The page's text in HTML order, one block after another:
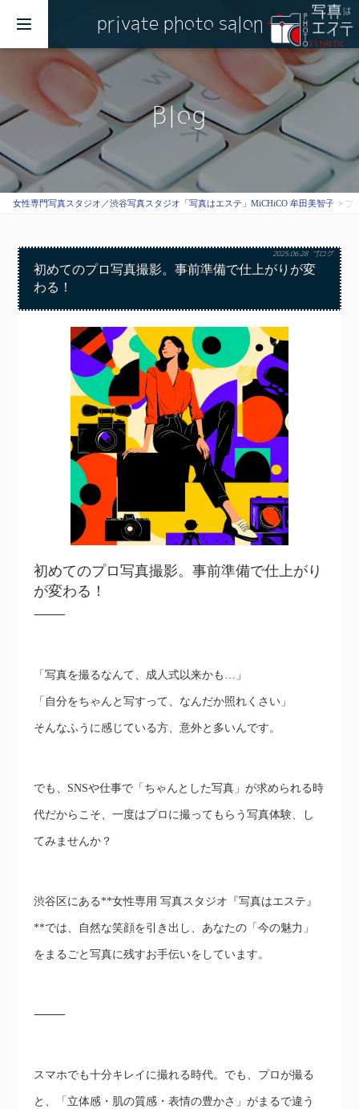
private photo salon
Blog
女性専門写真スタジオ／渋谷写真スタジオ「写真はエステ」MiCHiCO 牟田美智子 ブ
2025.06.28 ブログ
初めてのプロ写真撮影。事前準備で仕上がりが変
わる！
初めてのプロ写真撮影。事前準備で仕上がり
が変わる！
⸻
「写真を撮るなんて、成人式以来かも…」
「自分をちゃんと写すって、なんだか照れくさい」
そんなふうに感じている方、意外と多いんです。
でも、SNSや仕事で「ちゃんとした写真」が求められる時
代だからこそ、一度はプロに撮ってもらう写真体験、し
てみませんか？
渋谷区にある**女性専用 写真スタジオ『写真はエステ』
**では、自然な笑顔を引き出し、あなたの「今の魅力」
をまるごと写真に残すお手伝いをしています。
⸻
スマホでも十分キレイに撮れる時代。でも、プロが撮る
と、「立体感・肌の質感・表情の豊かさ」がまるで違う